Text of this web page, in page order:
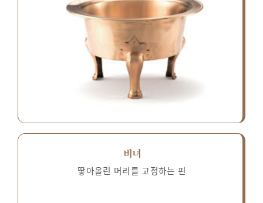
비녀
땋아올린 머리를 고정하는 핀